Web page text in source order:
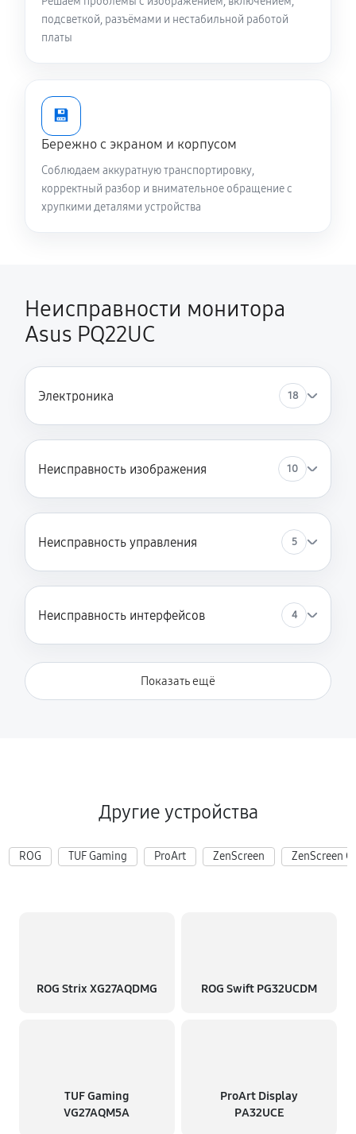
подсветкой, разъёмами и нестабильной работой
платы
💾
Бережно с экраном и корпусом
Соблюдаем аккуратную транспортировку,
корректный разбор и внимательное обращение с
хрупкими деталями устройства
Неисправности монитора
Asus PQ22UC
Электроника 18
Неисправность изображения 10
Неисправность управления 5
Неисправность интерфейсов 4
Показать ещё
Другие устройства
ROG TUF Gaming ProArt ZenScreen ZenScreen
ROG Strix XG27AQDMG ROG Swift PG32UCDM
TUF Gaming
VG27AQM5A
ProArt Display
PA32UCE